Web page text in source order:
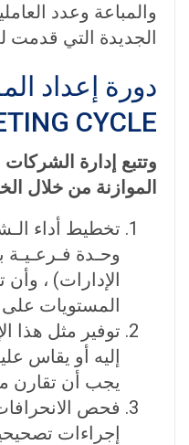
والمباعة وعدد
الجديدة التي قدمت
دورة إعداد
CYCLE
وتتبع إدارة
الموازنة من خلال
تخطيط أداء
وحـدة فـرعـيـة
الإدارات) ، وأن
المستويات
توفير مثل هذا
إليه أو يقاس
يجب أن تقارن مع
فحص
إجراءات